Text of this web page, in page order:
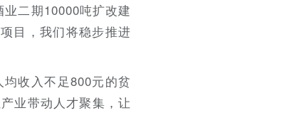
二期10000吨扩改建
目，我们将稳步推进
收入不足800元的贫
业带动人才聚集，让